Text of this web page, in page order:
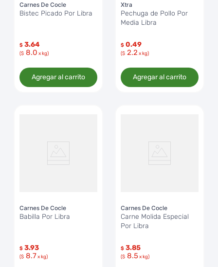
Carnes De Cocle
Bistec Picado Por Libra
$ 3.64
($ 8.0 x kg)
Agregar al carrito
Xtra
Pechuga de Pollo Por
Media Libra
$ 0.49
($ 2.2 x kg)
Agregar al carrito
Carnes De Cocle
Babilla Por Libra
$ 3.93
($ 8.7x kg)
Carnes De Cocle
Carne Molida Especial
Por Libra
$ 3.85
($ 8.5x kg)